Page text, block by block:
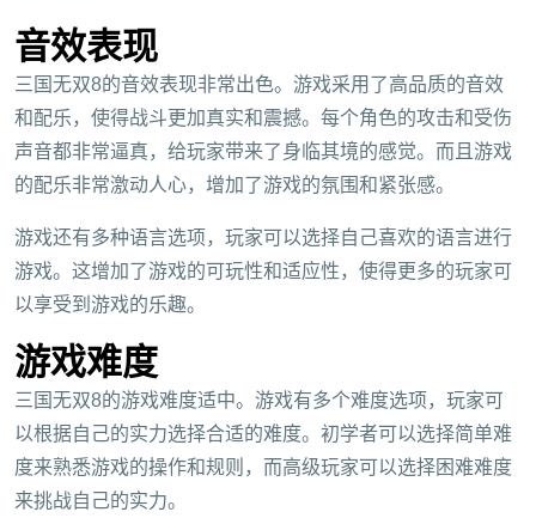
音效表现
三国无双8的音效表现非常出色。游戏采用了高品质的音效
和配乐，使得战斗更加真实和震撼。每个角色的攻击和受伤
声音都非常逼真，给玩家带来了身临其境的感觉。而且游戏
的配乐非常激动人心，增加了游戏的氛围和紧张感。
游戏还有多种语言选项，玩家可以选择自己喜欢的语言进行
游戏。这增加了游戏的可玩性和适应性，使得更多的玩家可
以享受到游戏的乐趣。
游戏难度
三国无双8的游戏难度适中。游戏有多个难度选项，玩家可
以根据自己的实力选择合适的难度。初学者可以选择简单难
度来熟悉游戏的操作和规则，而高级玩家可以选择困难难度
来挑战自己的实力。